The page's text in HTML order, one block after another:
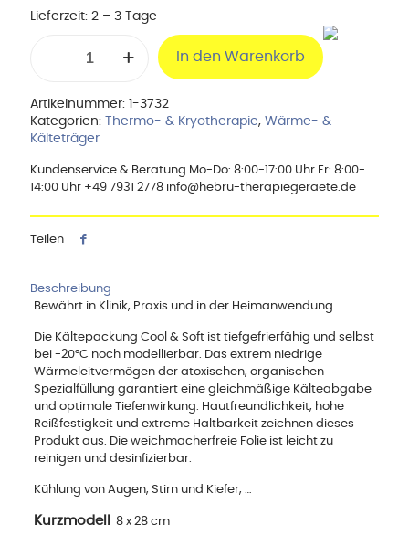
Lieferzeit: 2 – 3 Tage
(Kurzmodell)
Menge
In den Warenkorb
Artikelnummer: 1-3732
Kategorien: Thermo- & Kryotherapie, Wärme- &
Kälteträger
Kundenservice & Beratung Mo-Do: 8:00-17:00 Uhr Fr: 8:00-
14:00 Uhr +49 7931 2778 info@hebru-therapiegeraete.de
Teilen
Beschreibung
Bewährt in Klinik, Praxis und in der Heimanwendung
Die Kältepackung Cool & Soft ist tiefgefrierfähig und selbst
bei -20°C noch modellierbar. Das extrem niedrige
Wärmeleitvermögen der atoxischen, organischen
Spezialfüllung garantiert eine gleichmäßige Kälteabgabe
und optimale Tiefenwirkung. Hautfreundlichkeit, hohe
Reißfestigkeit und extreme Haltbarkeit zeichnen dieses
Produkt aus. Die weichmacherfreie Folie ist leicht zu
reinigen und desinfizierbar.
Kühlung von Augen, Stirn und Kiefer, …
Kurzmodell 8 x 28 cm